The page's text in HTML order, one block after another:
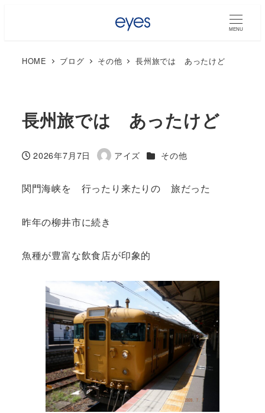
MENU
HOME ブログ その他 長州旅では あったけど
長州旅では あったけど
投稿日
2026年7月7日
著
アイズ カテゴリー
その他
関門海峡を 行ったり来たりの 旅だった
昨年の柳井市に続き
魚種が豊富な飲食店が印象的